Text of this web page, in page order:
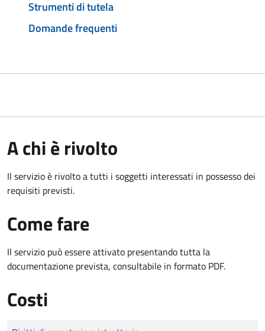
Strumenti di tutela
Domande frequenti
A chi è rivolto
Il servizio è rivolto a tutti i soggetti interessati in possesso dei
requisiti previsti.
Come fare
Il servizio può essere attivato presentando tutta la
documentazione prevista, consultabile in formato PDF.
Costi
Tipo di pagamento
Importo